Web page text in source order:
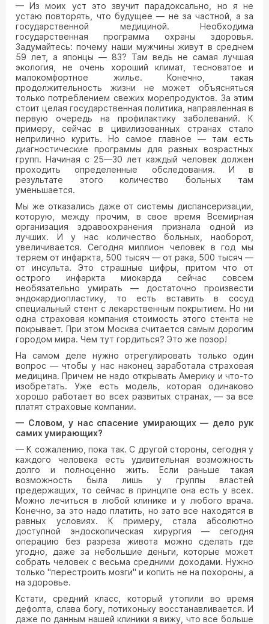
— Из моих уст это звучит парадоксально, но я не
устаю повторять, что будущее — не за частной, а за
государственной медициной. Необходима
государственная программа охраны здоровья.
Задумайтесь: почему наши мужчины живут в среднем
59 лет, а японцы — 83? Там ведь не самая лучшая
экология, не очень хороший климат, тесноватое и
малокомфортное жилье. Конечно, такая
продолжительность жизни не может объясняться
только потреблением свежих морепродуктов. За этим
стоит целая государственная политика, направленная в
первую очередь на профилактику заболеваний. К
примеру, сейчас в цивилизованных странах стало
неприлично курить. Но самое главное — там есть
диагностические программы для разных возрастных
групп. Начиная с 25—30 лет каждый человек должен
проходить определенные обследования. И в
результате этого количество больных там
уменьшается.
Мы же отказались даже от системы диспансеризации,
которую, между прочим, в свое время Всемирная
организация здравоохранения признала одной из
лучших. И у нас количество больных, наоборот,
увеличивается. Сегодня миллион человек в год мы
теряем от инфаркта, 500 тысяч — от рака, 500 тысяч —
от инсульта. Это страшные цифры, притом что от
острого инфаркта миокарда сейчас совсем
необязательно умирать — достаточно произвести
эндокардиопластику, то есть вставить в сосуд
специальный стент с лекарственным покрытием. Но ни
одна страховая компания стоимость этого стента не
покрывает. При этом Москва считается самым дорогим
городом мира. Чем тут гордиться? Это же позор!
На самом деле нужно отрегулировать только один
вопрос — чтобы у нас наконец заработала страховая
медицина. Причем не надо открывать Америку и что-то
изобретать. Уже есть модель, которая одинаково
хорошо работает во всех развитых странах, — за все
платят страховые компании.
— Словом, у нас спасение умирающих — дело рук
самих умирающих?
— К сожалению, пока так. С другой стороны, сегодня у
каждого человека есть удивительная возможность
долго и полноценно жить. Если раньше такая
возможность была лишь у группы властей
предержащих, то сейчас в принципе она есть у всех.
Можно лечиться в любой клинике и у любого врача.
Конечно, за это надо платить, но зато все находятся в
равных условиях. К примеру, стала абсолютно
доступной эндоскопическая хирургия — сегодня
операцию без разреза живота можно сделать где
угодно, даже за небольшие деньги, которые может
собрать человек с весьма средними доходами. Нужно
только "перестроить мозги" и копить не на похороны, а
на здоровье.
Кстати, средний класс, который утопили во время
дефолта, слава богу, потихоньку восстанавливается. И
даже по данным нашей клиники я вижу, что все больше